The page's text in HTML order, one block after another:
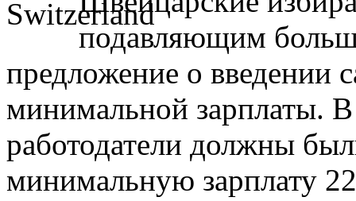
подавляющим
предложение о введении
минимальной зарплаты. В
работодатели должны
минимальную зарплату